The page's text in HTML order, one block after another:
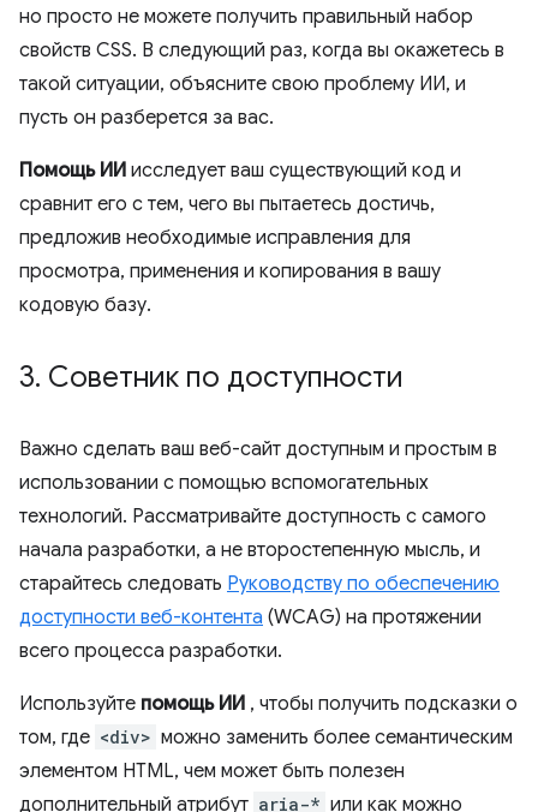
но просто не можете получить правильный набор
свойств CSS. В следующий раз, когда вы окажетесь в
такой ситуации, объясните свою проблему ИИ, и
пусть он разберется за вас.
Помощь ИИ исследует ваш существующий код и
сравнит его с тем, чего вы пытаетесь достичь,
предложив необходимые исправления для
просмотра, применения и копирования в вашу
кодовую базу.
3. Советник по доступности
Важно сделать ваш веб-сайт доступным и простым в
использовании с помощью вспомогательных
технологий. Рассматривайте доступность с самого
начала разработки, а не второстепенную мысль, и
старайтесь следовать Руководству по обеспечению
доступности веб-контента (WCAG) на протяжении
всего процесса разработки.
Используйте помощь ИИ , чтобы получить подсказки о
том, где <div> можно заменить более семантическим
элементом HTML, чем может быть полезен
дополнительный атрибут aria-* или как можно